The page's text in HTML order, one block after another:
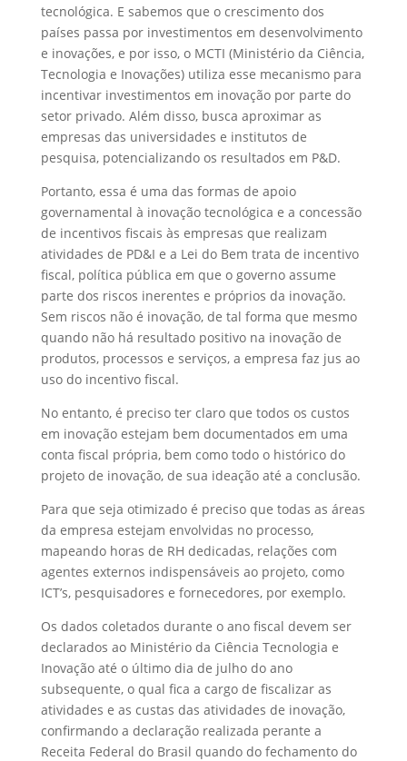
tecnológica. E sabemos que o crescimento dos
países passa por investimentos em desenvolvimento
e inovações, e por isso, o MCTI (Ministério da Ciência,
Tecnologia e Inovações) utiliza esse mecanismo para
incentivar investimentos em inovação por parte do
setor privado. Além disso, busca aproximar as
empresas das universidades e institutos de
pesquisa, potencializando os resultados em P&D.
Portanto, essa é uma das formas de apoio
governamental à inovação tecnológica e a concessão
de incentivos fiscais às empresas que realizam
atividades de PD&I e a Lei do Bem trata de incentivo
fiscal, política pública em que o governo assume
parte dos riscos inerentes e próprios da inovação.
Sem riscos não é inovação, de tal forma que mesmo
quando não há resultado positivo na inovação de
produtos, processos e serviços, a empresa faz jus ao
uso do incentivo fiscal.
No entanto, é preciso ter claro que todos os custos
em inovação estejam bem documentados em uma
conta fiscal própria, bem como todo o histórico do
projeto de inovação, de sua ideação até a conclusão.
Para que seja otimizado é preciso que todas as áreas
da empresa estejam envolvidas no processo,
mapeando horas de RH dedicadas, relações com
agentes externos indispensáveis ao projeto, como
ICT’s, pesquisadores e fornecedores, por exemplo.
Os dados coletados durante o ano fiscal devem ser
declarados ao Ministério da Ciência Tecnologia e
Inovação até o último dia de julho do ano
subsequente, o qual fica a cargo de fiscalizar as
atividades e as custas das atividades de inovação,
confirmando a declaração realizada perante a
Receita Federal do Brasil quando do fechamento do